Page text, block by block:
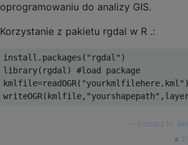
oprogramowaniu do analizy GIS.
Korzystanie z pakietu rgdal w R .:
install.packages("rgdal")
library(rgdal) #load package
Richard N.